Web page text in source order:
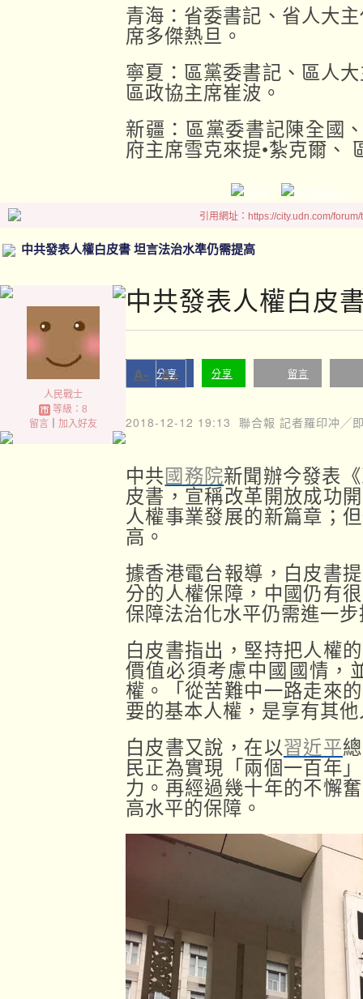
青海：省委書記、省人大
席多傑熱旦。
寧夏：區黨委書記、區人
區政協主席崔波。
新疆：區黨委書記陳全國
府主席雪克來提•紮克爾、
引用網址：https://city.udn.com/
中共發表人權白皮書 坦言法治水準仍需提高
人民戰士
等級：8
留言｜ 加入好友
中共發表人權白皮
分享 分享 留言
A- A+
2018-12-12 19:13 聯合報 記者羅印冲╱
中共國務院新聞辦今發表
皮書，宣稱改革開放成功
人權事業發展的新篇章；
高。
據香港電台報導，白皮書
分的人權保障，中國仍有
保障法治化水平仍需進一
白皮書指出，堅持把人權
價值必須考慮中國國情，
權。「從苦難中一路走來
要的基本人權，是享有其
白皮書又說，在以習近平
民正為實現「兩個一百年
力。再經過幾十年的不懈
高水平的保障。